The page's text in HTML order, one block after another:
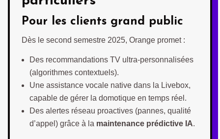
Pour les clients grand public
Dès le second semestre 2025, Orange promet :
Des recommandations TV ultra-personnalisées
(algorithmes contextuels).
Une assistance vocale native dans la Livebox,
capable de gérer la domotique en temps réel.
Des alertes réseau proactives (pannes, qualité
d’appel) grâce à la maintenance prédictive IA.